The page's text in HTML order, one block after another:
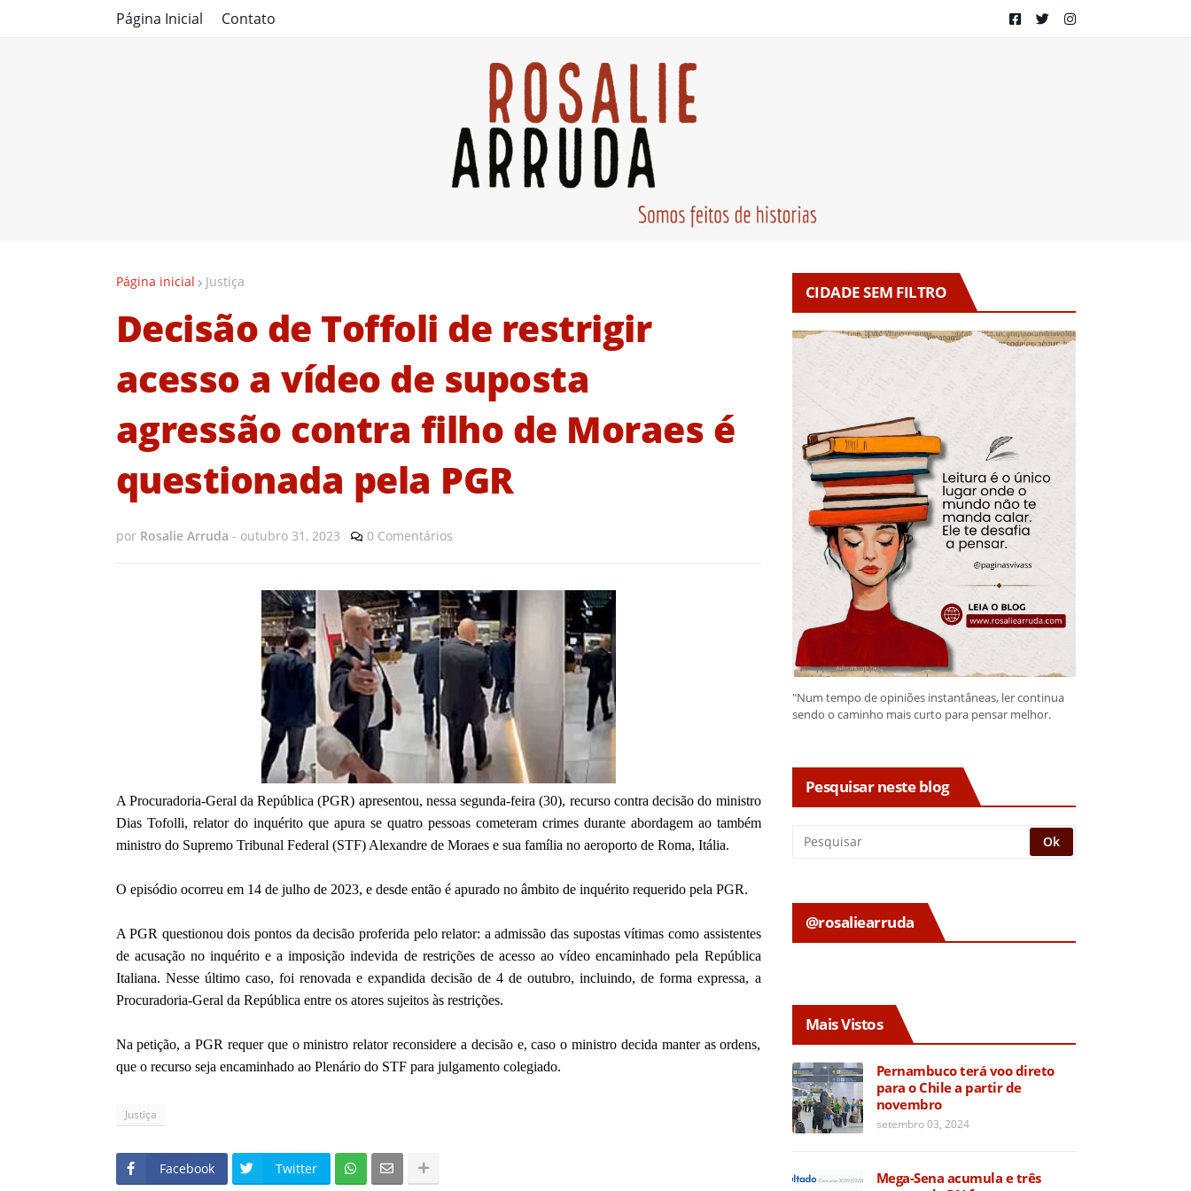
Página Inicial Contato
Página inicial Justiça
Decisão de Toffoli de restrigir
acesso a vídeo de suposta
agressão contra filho de Moraes é
questionada pela PGR
por Rosalie Arruda - outubro 31, 2023 0 Comentários
A Procuradoria-Geral da República (PGR) apresentou, nessa segunda-feira (30), recurso contra decisão do ministro
Dias Tofolli, relator do inquérito que apura se quatro pessoas cometeram crimes durante abordagem ao também
ministro do Supremo Tribunal Federal (STF) Alexandre de Moraes e sua família no aeroporto de Roma, Itália.
O episódio ocorreu em 14 de julho de 2023, e desde então é apurado no âmbito de inquérito requerido pela PGR.
A PGR questionou dois pontos da decisão proferida pelo relator: a admissão das supostas vítimas como assistentes
de acusação no inquérito e a imposição indevida de restrições de acesso ao vídeo encaminhado pela República
Italiana. Nesse último caso, foi renovada e expandida decisão de 4 de outubro, incluindo, de forma expressa, a
Procuradoria-Geral da República entre os atores sujeitos às restrições.
Na petição, a PGR requer que o ministro relator reconsidere a decisão e, caso o ministro decida manter as ordens,
que o recurso seja encaminhado ao Plenário do STF para julgamento colegiado.
Justiça
Facebook Twitter
CIDADE SEM FILTRO
"Num tempo de opiniões instantâneas, ler continua
sendo o caminho mais curto para pensar melhor.
Pesquisar neste blog
@rosaliearruda
Mais Vistos
Pernambuco terá voo direto
para o Chile a partir de
novembro
setembro 03, 2024
Mega-Sena acumula e três